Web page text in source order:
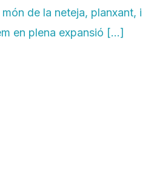
de la neteja, planxant, i
en plena expansió […]